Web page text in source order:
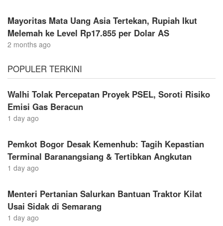
Mayoritas Mata Uang Asia Tertekan, Rupiah Ikut
Melemah ke Level Rp17.855 per Dolar AS
2 months ago
POPULER TERKINI
Walhi Tolak Percepatan Proyek PSEL, Soroti Risiko
Emisi Gas Beracun
1 day ago
Pemkot Bogor Desak Kemenhub: Tagih Kepastian
Terminal Baranangsiang & Tertibkan Angkutan
1 day ago
Menteri Pertanian Salurkan Bantuan Traktor Kilat
Usai Sidak di Semarang
1 day ago